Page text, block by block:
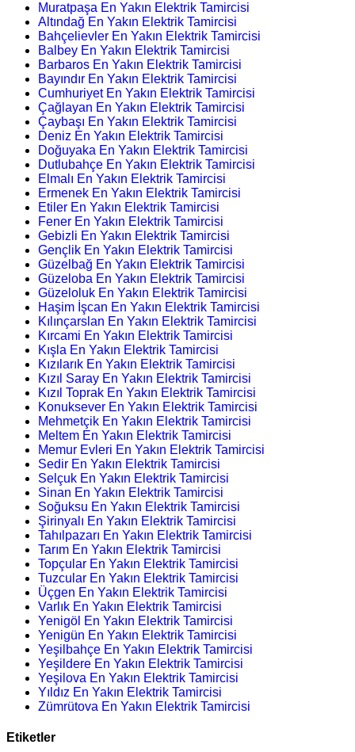
Muratpaşa En Yakın Elektrik Tamircisi
Altındağ En Yakın Elektrik Tamircisi
Bahçelievler En Yakın Elektrik Tamircisi
Balbey En Yakın Elektrik Tamircisi
Barbaros En Yakın Elektrik Tamircisi
Bayındır En Yakın Elektrik Tamircisi
Cumhuriyet En Yakın Elektrik Tamircisi
Çağlayan En Yakın Elektrik Tamircisi
Çaybaşı En Yakın Elektrik Tamircisi
Deniz En Yakın Elektrik Tamircisi
Doğuyaka En Yakın Elektrik Tamircisi
Dutlubahçe En Yakın Elektrik Tamircisi
Elmalı En Yakın Elektrik Tamircisi
Ermenek En Yakın Elektrik Tamircisi
Etiler En Yakın Elektrik Tamircisi
Fener En Yakın Elektrik Tamircisi
Gebizli En Yakın Elektrik Tamircisi
Gençlik En Yakın Elektrik Tamircisi
Güzelbağ En Yakın Elektrik Tamircisi
Güzeloba En Yakın Elektrik Tamircisi
Güzeloluk En Yakın Elektrik Tamircisi
Haşim İşcan En Yakın Elektrik Tamircisi
Kılınçarslan En Yakın Elektrik Tamircisi
Kırcami En Yakın Elektrik Tamircisi
Kışla En Yakın Elektrik Tamircisi
Kızılarık En Yakın Elektrik Tamircisi
Kızıl Saray En Yakın Elektrik Tamircisi
Kızıl Toprak En Yakın Elektrik Tamircisi
Konuksever En Yakın Elektrik Tamircisi
Mehmetçik En Yakın Elektrik Tamircisi
Meltem En Yakın Elektrik Tamircisi
Memur Evleri En Yakın Elektrik Tamircisi
Sedir En Yakın Elektrik Tamircisi
Selçuk En Yakın Elektrik Tamircisi
Sinan En Yakın Elektrik Tamircisi
Soğuksu En Yakın Elektrik Tamircisi
Şirinyalı En Yakın Elektrik Tamircisi
Tahılpazarı En Yakın Elektrik Tamircisi
Tarım En Yakın Elektrik Tamircisi
Topçular En Yakın Elektrik Tamircisi
Tuzcular En Yakın Elektrik Tamircisi
Üçgen En Yakın Elektrik Tamircisi
Varlık En Yakın Elektrik Tamircisi
Yenigöl En Yakın Elektrik Tamircisi
Yenigün En Yakın Elektrik Tamircisi
Yeşilbahçe En Yakın Elektrik Tamircisi
Yeşildere En Yakın Elektrik Tamircisi
Yeşilova En Yakın Elektrik Tamircisi
Yıldız En Yakın Elektrik Tamircisi
Zümrütova En Yakın Elektrik Tamircisi
Etiketler